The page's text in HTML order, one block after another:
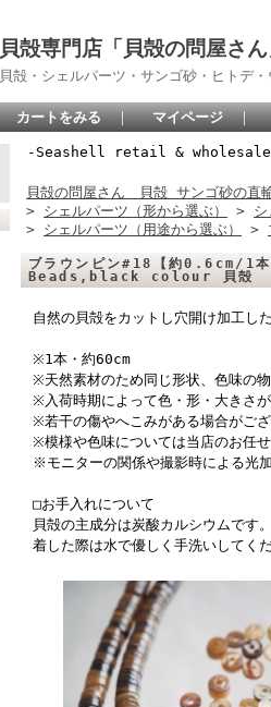
貝殻専門店「貝殻の問屋さん
貝殻・シェルパーツ・サンゴ砂・ヒトデ
カートをみる ｜ マイページ ｜
-Seashell retail &
貝殻の問屋さん 貝殻 サンゴ砂の直
> シェルパーツ（形から選ぶ） >
> シェルパーツ（用途から選ぶ） >
ブラウンピン#18【約0.6cm/
Beads,black colour 貝殻
自然の貝殻をカットし穴開け加工し
※1本・約60cm
※天然素材のため同じ形状、色味の
※入荷時期によって色・形・大きさが
※若干の傷やへこみがある場合がござ
※模様や色味については当店のお任せ
※モニターの関係や撮影時による光
□お手入れについて
貝殻の主成分は炭酸カルシウムです
着した際は水で優しく手洗いしてく